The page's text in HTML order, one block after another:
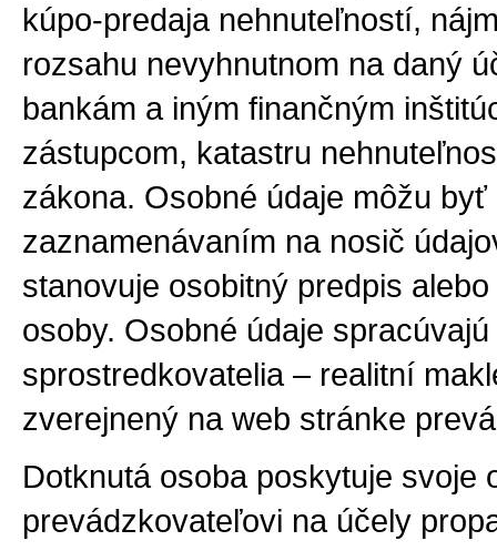
kúpo-predaja nehnuteľností,
rozsahu nevyhnutnom na daný
bankám a iným finančným
zástupcom, katastru
zákona. Osobné údaje môžu
zaznamenávaním na nosič
stanovuje osobitný predpis
osoby. Osobné údaje
sprostredkovatelia – realitní
zverejnený na web stránke
Dotknutá osoba poskytuje svoje
prevádzkovateľovi na účely